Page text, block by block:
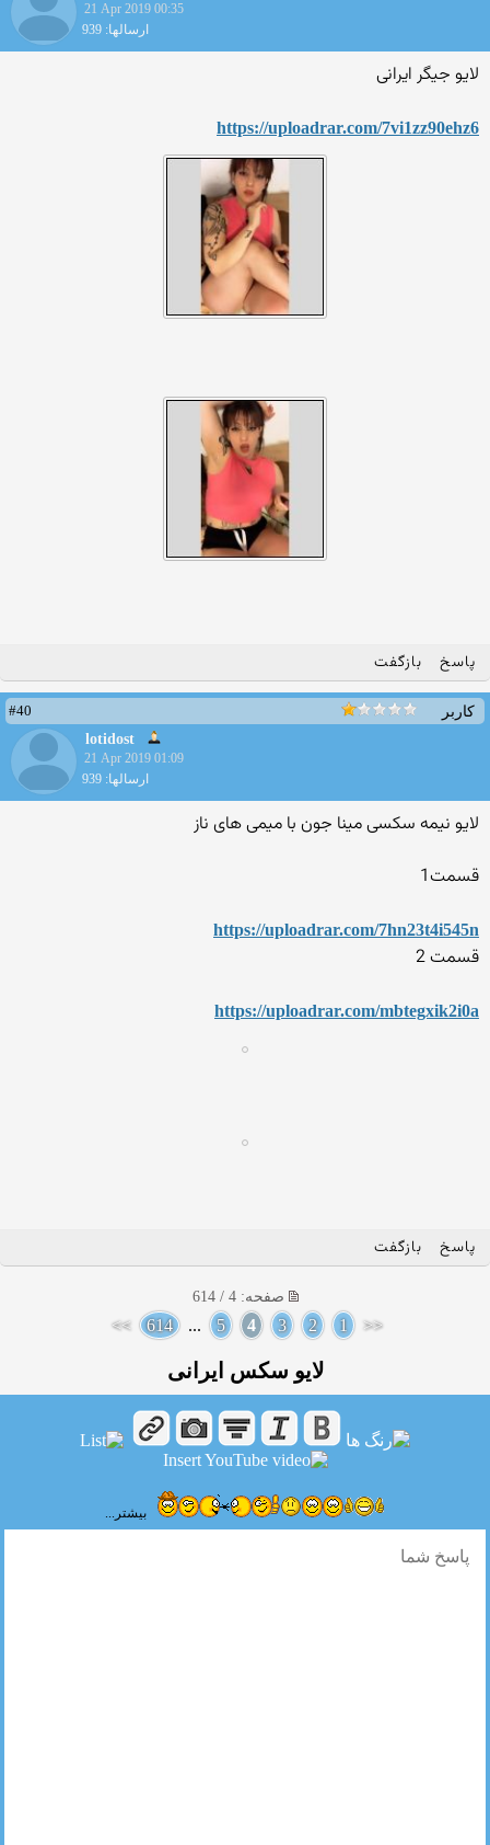
21 Apr 2019 00:35
ارسالها: 939
لایو جیگر ایرانی
https://uploadrar.com/7vi1zz90ehz6
پاسخ بازگفت
کاربر
#40
lotidost
21 Apr 2019 01:09
ارسالها: 939
لایو نیمه سکسی مینا جون با میمی های ناز
قسمت1
https://uploadrar.com/7hn23t4i545n
قسمت 2
https://uploadrar.com/mbtegxik2i0a
پاسخ بازگفت
صفحه: 4 / 614
<<
1
2
3
4
5
...
614
>>
لایو سکس ایرانی
بیشتر...